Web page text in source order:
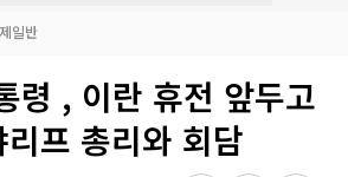
일반
령 , 이란 휴전 앞두고
프 총리와 회담